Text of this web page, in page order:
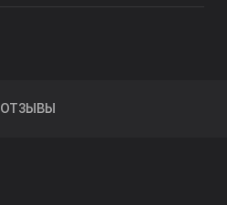
ОТЗЫВЫ